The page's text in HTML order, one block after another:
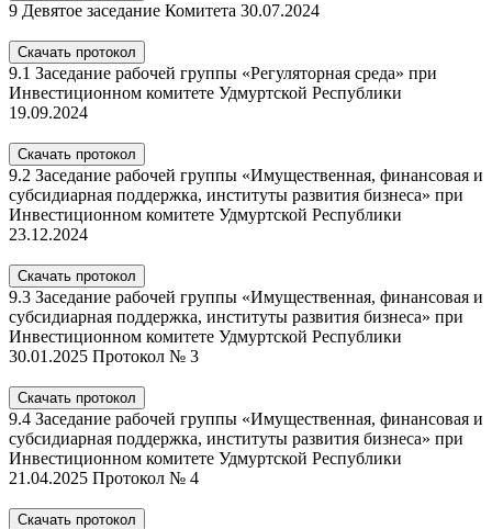
9 Девятое заседание Комитета 30.07.2024
Скачать протокол
9.1 Заседание рабочей группы «Регуляторная среда» при
Инвестиционном комитете Удмуртской Республики
19.09.2024
Скачать протокол
9.2 Заседание рабочей группы «Имущественная, финансовая и
субсидиарная поддержка, институты развития бизнеса» при
Инвестиционном комитете Удмуртской Республики
23.12.2024
Скачать протокол
9.3 Заседание рабочей группы «Имущественная, финансовая и
субсидиарная поддержка, институты развития бизнеса» при
Инвестиционном комитете Удмуртской Республики
30.01.2025 Протокол № 3
Скачать протокол
9.4 Заседание рабочей группы «Имущественная, финансовая и
субсидиарная поддержка, институты развития бизнеса» при
Инвестиционном комитете Удмуртской Республики
21.04.2025 Протокол № 4
Скачать протокол